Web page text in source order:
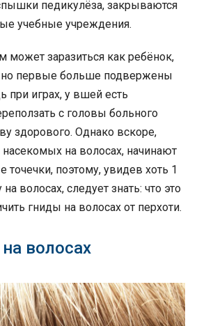
педикулёза, закрываются
учебные учреждения.
заразиться как ребёнок,
но первые больше подвержены
при играх, у вшей есть
с головы больного
здорового. Однако вскоре,
на волосах, начинают
точечки, поэтому, увидев хоть 1
волосах, следует знать: что это
гниды на волосах от перхоти.
волосах